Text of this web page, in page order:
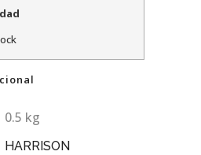
0.5 kg
HARRISON